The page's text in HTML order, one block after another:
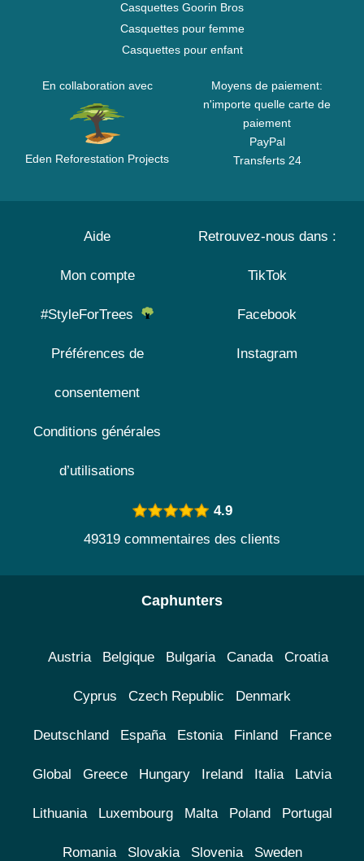
Casquettes Goorin Bros
Casquettes pour femme
Casquettes pour enfant
En collaboration avec
Eden Reforestation Projects
Moyens de paiement:
n'importe quelle carte de
paiement
PayPal
Transferts 24
Aide
Mon compte
#StyleForTrees
Préférences de
consentement
Conditions générales
d’utilisations
Retrouvez-nous dans :
TikTok
Facebook
Instagram
4.9
49319 commentaires des clients
Caphunters
Austria Belgique Bulgaria Canada Croatia
Cyprus Czech Republic Denmark
Deutschland España Estonia Finland France
Global Greece Hungary Ireland Italia Latvia
Lithuania Luxembourg Malta Poland Portugal
Romania Slovakia Slovenia Sweden